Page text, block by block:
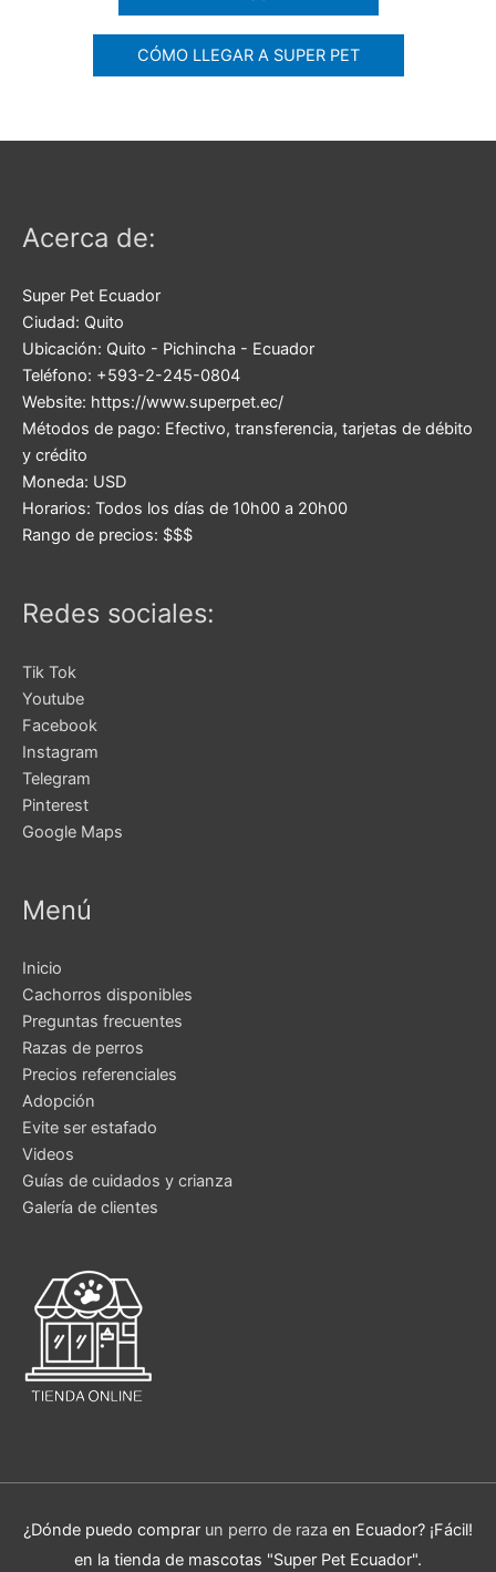
CÓMO LLEGAR A SUPER PET
Acerca de:
Super Pet Ecuador
Ciudad: Quito
Ubicación: Quito - Pichincha - Ecuador
Teléfono: +593-2-245-0804
Website: https://www.superpet.ec/
Métodos de pago: Efectivo, transferencia, tarjetas de débito
y crédito
Moneda: USD
Horarios: Todos los días de 10h00 a 20h00
Rango de precios: $$$
Redes sociales:
Tik Tok
Youtube
Facebook
Instagram
Telegram
Pinterest
Google Maps
Menú
Inicio
Cachorros disponibles
Preguntas frecuentes
Razas de perros
Precios referenciales
Adopción
Evite ser estafado
Videos
Guías de cuidados y crianza
Galería de clientes
¿Dónde puedo comprar un perro de raza en Ecuador? ¡Fácil!
en la tienda de mascotas "Super Pet Ecuador".